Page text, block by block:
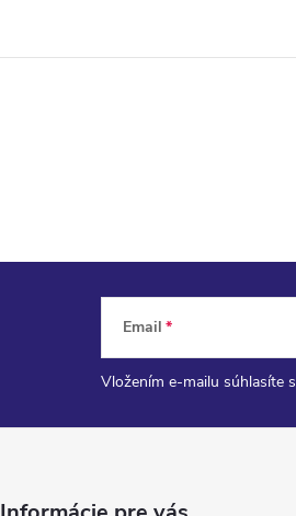
Email
Vložením e-mailu súhlasíte s